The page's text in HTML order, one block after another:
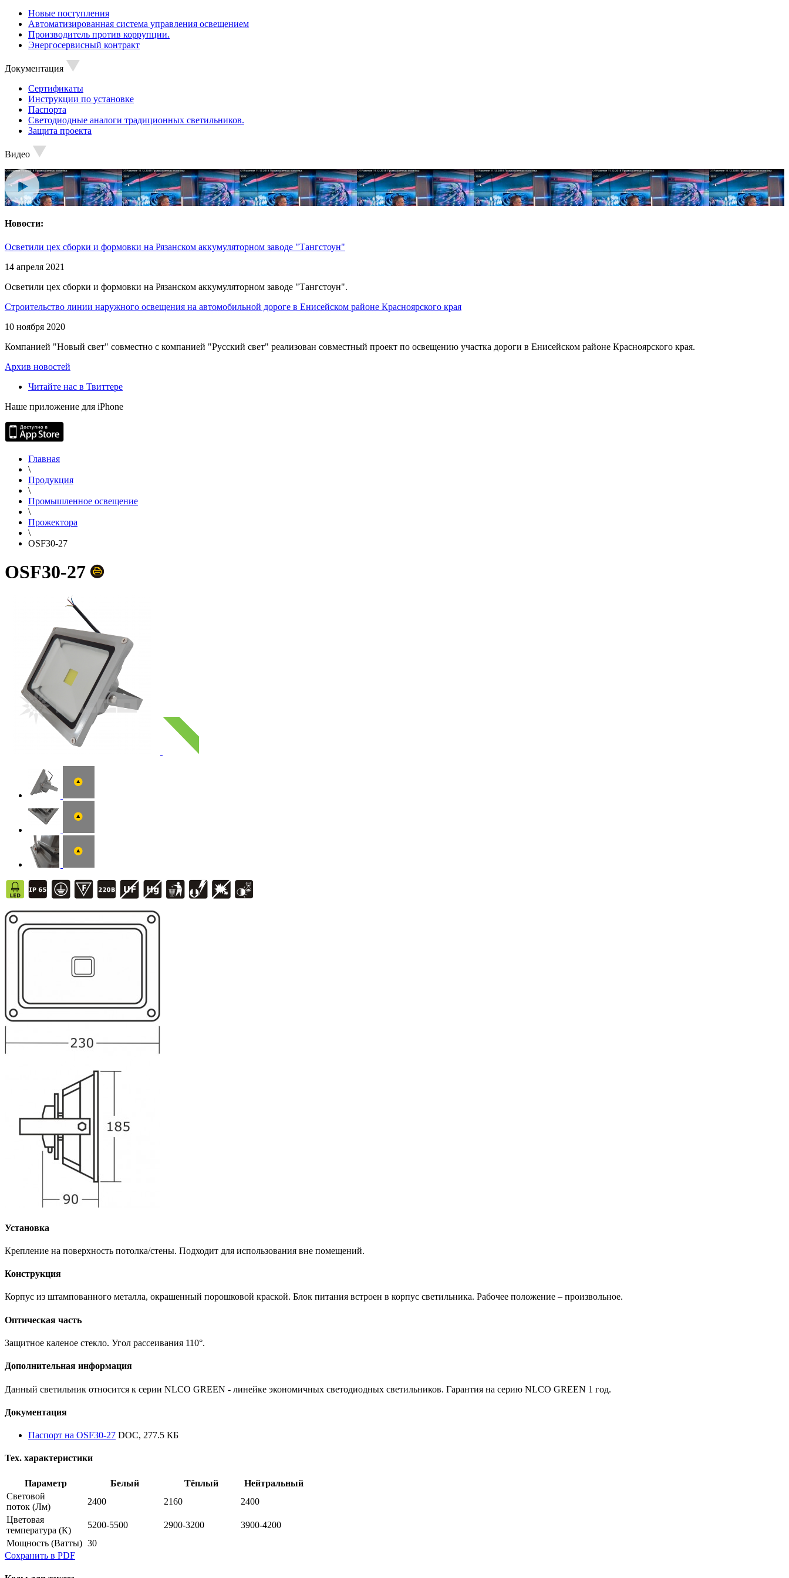
Новые поступления
Автоматизированная система управления освещением
Производитель против коррупции.
Энергосервисный контракт
Документация
Сертификаты
Инструкции по установке
Паспорта
Светодиодные аналоги традиционных светильников.
Защита проекта
Видео
Новости:
Осветили цех сборки и формовки на Рязанском аккумуляторном заводе "Тангстоун"
14 апреля 2021
Осветили цех сборки и формовки на Рязанском аккумуляторном заводе "Тангстоун".
Строительство линии наружного освещения на автомобильной дороге в Енисейском районе Красноярского края
10 ноября 2020
Компанией "Новый свет" совместно с компанией "Русский свет" реализован совместный проект по освещению участка дороги в Енисейском районе Красноярского края.
Архив новостей
Читайте нас в Твиттере
Наше приложение для iPhone
Главная
\
Продукция
\
Промышленное освещение
\
Прожектора
\
OSF30-27
OSF30-27
Установка
Крепление на поверхность потолка/стены. Подходит для использования вне помещений.
Конструкция
Корпус из штампованного металла, окрашенный порошковой краской. Блок питания встроен в корпус светильника. Рабочее положение – произвольное.
Оптическая часть
Защитное каленое стекло. Угол рассеивания 110°.
Дополнительная информация
Данный светильник относится к серии NLCO GREEN - линейке экономичных светодиодных светильников. Гарантия на серию NLCO GREEN 1 год.
Документация
Паспорт на OSF30-27 DOC, 277.5 КБ
Тех. характеристики
Параметр Белый Тёплый
Нейтральный
Световой
поток (Лм)
2400 2160
2400
Цветовая
температура (К)
5200-5500 2900-3200
3900-4200
Мощность (Ватты) 30
Сохранить в PDF